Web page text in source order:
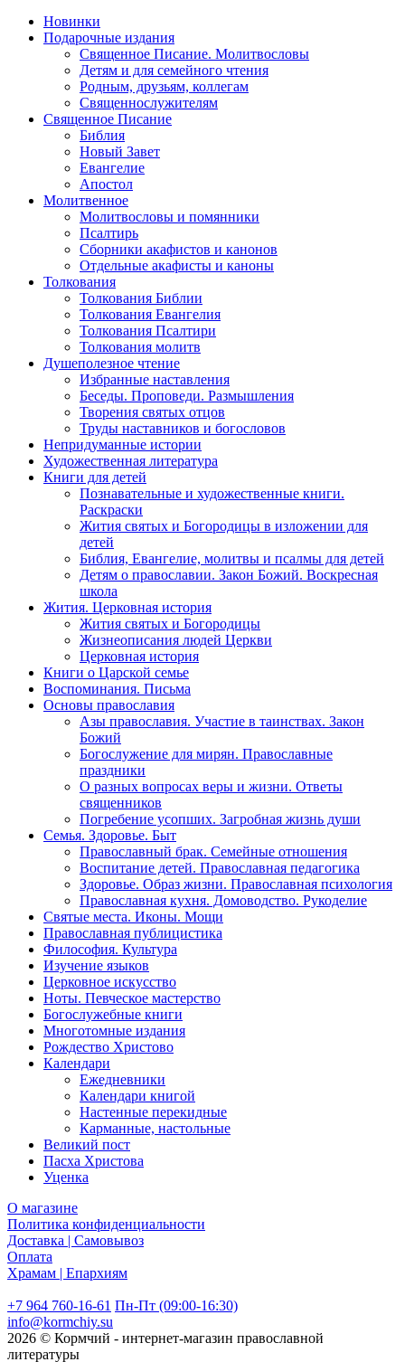
Новинки
Подарочные издания
Священное Писание. Молитвословы
Детям и для семейного чтения
Родным, друзьям, коллегам
Священнослужителям
Священное Писание
Библия
Новый Завет
Евангелие
Апостол
Молитвенное
Молитвословы и помянники
Псалтирь
Сборники акафистов и канонов
Отдельные акафисты и каноны
Толкования
Толкования Библии
Толкования Евангелия
Толкования Псалтири
Толкования молитв
Душеполезное чтение
Избранные наставления
Беседы. Проповеди. Размышления
Творения святых отцов
Труды наставников и богословов
Непридуманные истории
Художественная литература
Книги для детей
Познавательные и художественные книги.
Раскраски
Жития святых и Богородицы в изложении для
детей
Библия, Евангелие, молитвы и псалмы для детей
Детям о православии. Закон Божий. Воскресная
школа
Жития. Церковная история
Жития святых и Богородицы
Жизнеописания людей Церкви
Церковная история
Книги о Царской семье
Воспоминания. Письма
Основы православия
Азы православия. Участие в таинствах. Закон
Божий
Богослужение для мирян. Православные
праздники
О разных вопросах веры и жизни. Ответы
священников
Погребение усопших. Загробная жизнь души
Семья. Здоровье. Быт
Православный брак. Семейные отношения
Воспитание детей. Православная педагогика
Здоровье. Образ жизни. Православная психология
Православная кухня. Домоводство. Рукоделие
Святые места. Иконы. Мощи
Православная публицистика
Философия. Культура
Изучение языков
Церковное искусство
Ноты. Певческое мастерство
Богослужебные книги
Многотомные издания
Рождество Христово
Календари
Ежедневники
Календари книгой
Настенные перекидные
Карманные, настольные
Великий пост
Пасха Христова
Уценка
О магазине
Политика конфиденциальности
Доставка | Самовывоз
Оплата
Храмам | Епархиям
+7 964 760-16-61 Пн-Пт (09:00-16:30)
info@kormchiy.su
2026 © Кормчий - интернет-магазин православной
литературы